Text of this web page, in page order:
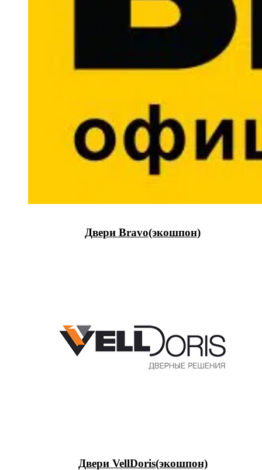
Двери Bravo(экошпон)
Двери VellDoris(экошпон)